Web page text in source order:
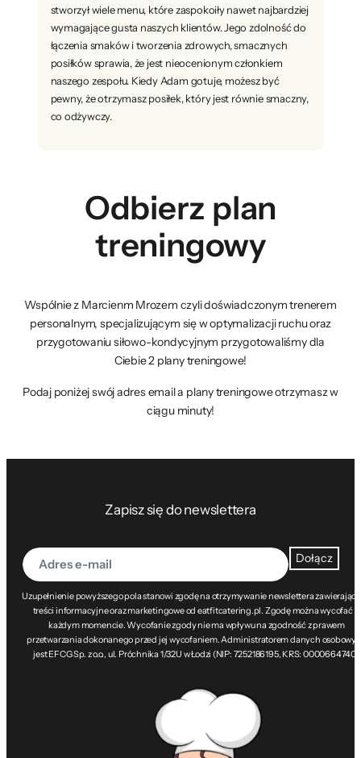
stworzył wiele menu, które zaspokoiły nawet najbardziej
wymagające gusta naszych klientów. Jego zdolność do
łączenia smaków i tworzenia zdrowych, smacznych
posiłków sprawia, że jest nieocenionym członkiem
naszego zespołu. Kiedy Adam gotuje, możesz być
pewny, że otrzymasz posiłek, który jest równie smaczny,
co odżywczy.
Odbierz plan
treningowy
Wspólnie z Marcienm Mrozem czyli doświadczonym trenerem
personalnym, specjalizującym się w optymalizacji ruchu oraz
przygotowaniu siłowo-kondycyjnym przygotowaliśmy dla
Ciebie 2 plany treningowe!
Podaj poniżej swój adres email a plany treningowe otrzymasz w
ciągu minuty!
Zapisz się do newslettera
Uzupełnienie powyższego pola stanowi zgodę na otrzymywanie newslettera
treści informacyjne oraz marketingowe od eatfitcatering.pl. Zgodę można wycofać w
każdym momencie. Wycofanie zgody nie ma wpływu na zgodność z prawem
przetwarzania dokonanego przed jej wycofaniem. Administratorem danych
jest EFCG Sp. z o.o., ul. Próchnika 1/32U w Łodzi (NIP: 7252186195, KRS: 0000664740).
Dołącz